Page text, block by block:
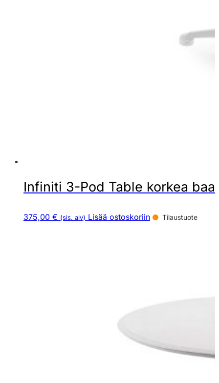
Infiniti 3-Pod Table korkea
375,00 € (sis. alv) Lisää ostoskoriin Tilaustuote